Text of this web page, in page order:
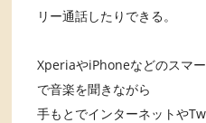
リー通話したりできる。
XperiaやiPhoneなどのスマ
で音楽を聞きながら
手もとでインターネットや